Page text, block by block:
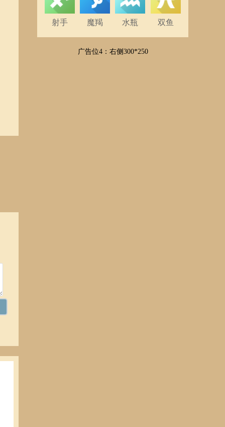
射手 魔羯 水瓶 双鱼
广告位4：右侧300*250